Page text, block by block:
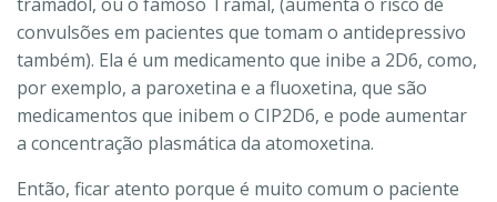
convulsões em pacientes que tomam o antidepressivo
também). Ela é um medicamento que inibe a 2D6, como,
por exemplo, a paroxetina e a fluoxetina, que são
medicamentos que inibem o CIP2D6, e pode aumentar
a concentração plasmática da atomoxetina.
Então, ficar atento porque é muito comum o paciente